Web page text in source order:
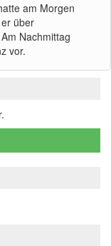
am Morgen
über
Nachmittag
vor.